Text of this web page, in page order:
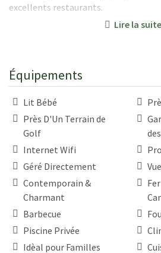
excellents restaurants.
impressionnante de meubles
ont été publiées au fil des ans dans
Interior. Les anciens clients ont
de la villa, en particulier ses
table à manger.
Toutes les chambres du premier
deux autres unités portables sont
rendant cette villa confortable
La situation tranquille de la villa
détendre tout en profitant d'une
Lire la suite
Équipements
Lit Bébé
Près D'Un Terrain de
Golf
Internet Wifi
Géré Directement
Contemporain &
Charmant
Barbecue
Piscine Privée
Idèal pour Familles